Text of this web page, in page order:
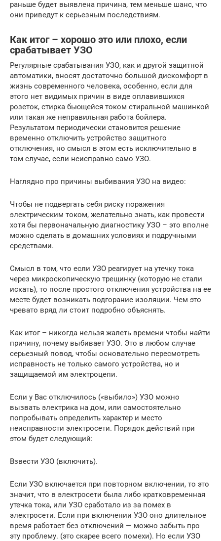
раньше будет выявлена причина, тем меньше шанс, что
они приведут к серьезным последствиям.
Как итог – хорошо это или плохо, если
срабатывает УЗО
Регулярные срабатывания УЗО, как и другой защитной
автоматики, вносят достаточно большой дискомфорт в
жизнь современного человека, особенно, если для
этого нет видимых причин в виде оплавившихся
розеток, стирка бьющейся током стиральной машинкой
или такая же неправильная работа бойлера.
Результатом периодически становится решение
временно отключить устройство защитного
отключения, но смысл в этом есть исключительно в
том случае, если неисправно само УЗО.
Наглядно про причины выбивания УЗО на видео:
Чтобы не подвергать себя риску поражения
электрическим током, желательно знать, как провести
хотя бы первоначальную диагностику УЗО – это вполне
можно сделать в домашних условиях и подручными
средствами.
Смысл в том, что если УЗО реагирует на утечку тока
через микроскопическую трещинку (которую не стали
искать), то после простого отключения устройства на ее
месте будет возникать подгорание изоляции. Чем это
чревато вряд ли стоит подробно объяснять.
Как итог – никогда нельзя жалеть времени чтобы найти
причину, почему выбивает УЗО. Это в любом случае
серьезный повод, чтобы основательно пересмотреть
исправность не только самого устройства, но и
защищаемой им электроцепи.
Если у Вас отключилось («выбило») УЗО можно
вызвать электрика на дом, или самостоятельно
попробывать определить характер и место
неисправности электросети. Порядок действий при
этом будет следующий:
Взвести УЗО (включить).
Если УЗО включается при повторном включении, то это
значит, что в электросети была либо кратковременная
утечка тока, или УЗО сработало из за помех в
электросети. Если при включении УЗО оно длительное
время работает без отключений — можно забыть про
эту проблему. (это скарее всего помехи). Но если УЗО